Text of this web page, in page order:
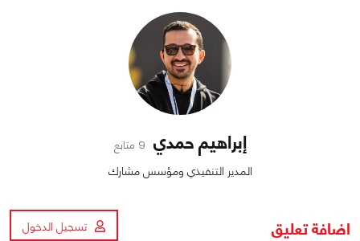
إبراهيم حمدي 9 متابع
المدير التنفيذي ومؤسس مشارك
اضافة تعليق تسجيل الدخول